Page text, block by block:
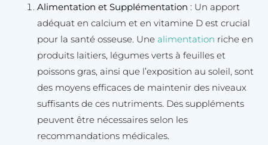
Alimentation et Supplémentation : Un apport
adéquat en calcium et en vitamine D est crucial
pour la santé osseuse. Une alimentation riche en
produits laitiers, légumes verts à feuilles et
poissons gras, ainsi que l’exposition au soleil, sont
des moyens efficaces de maintenir des niveaux
suffisants de ces nutriments. Des suppléments
peuvent être nécessaires selon les
recommandations médicales.